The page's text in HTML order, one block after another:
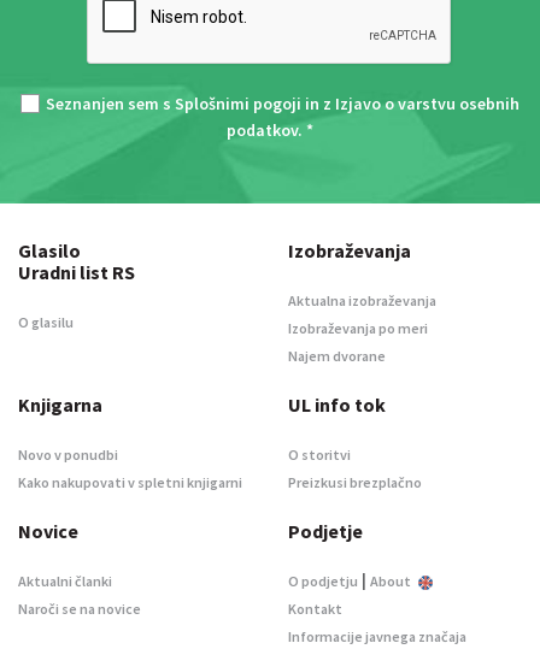
Seznanjen sem s Splošnimi pogoji in z Izjavo o varstvu osebnih
podatkov. *
Glasilo
Uradni list RS
O glasilu
Izobraževanja
Aktualna izobraževanja
Izobraževanja po meri
Najem dvorane
Knjigarna
Novo v ponudbi
Kako nakupovati v spletni knjigarni
UL info tok
O storitvi
Preizkusi brezplačno
Novice
Aktualni članki
Naroči se na novice
Podjetje
O podjetju | About
Kontakt
Informacije javnega značaja